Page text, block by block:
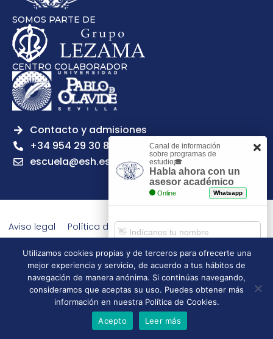
SOMOS PARTE DE
CENTRO COLABORADOR
Contacto y admisiones
+34 954 29 30 81
escuela@esh.es
Aviso legal Política de Privacidad
Política de Cookies
Escuela Superior de Hostelería de Sevilla | 2026 | Todos los
derechos reservados
Utilizamos cookies propias y de terceros para ofrecerte una
mejor experiencia y servicio, de acuerdo a tus hábitos de
navegación de manera anónima. Si continúas navegando,
consideramos que aceptas su uso. Puedes obtener más
información en nuestra Política de Cookies.
Acepto
Leer más
Canal de información
sobre programas de
estudio🎓
Habla ahora con un
asesor académico
Online Whatsapp
Comenzar chat